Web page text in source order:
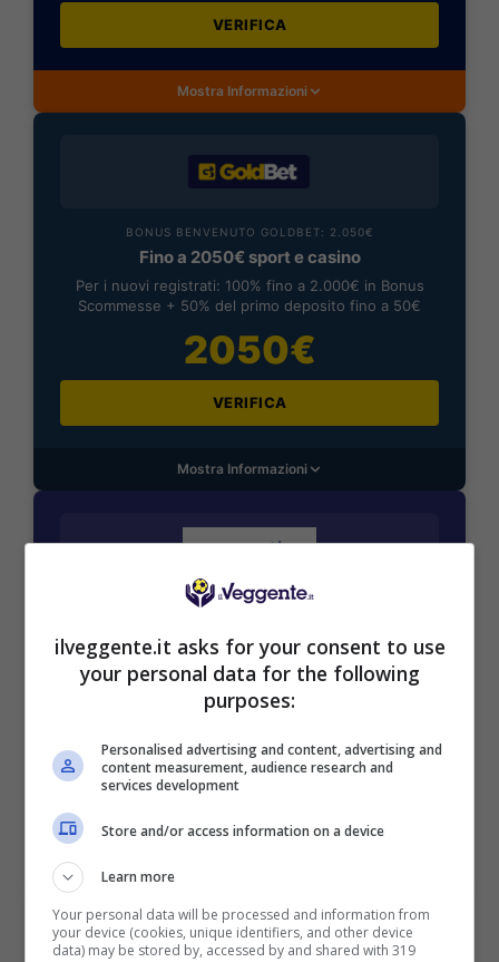
VERIFICA
Mostra Informazioni
BONUS BENVENUTO GOLDBET: 2.050€
Fino a 2050€ sport e casino
Per i nuovi registrati: 100% fino a 2.000€ in Bonus
Scommesse + 50% del primo deposito fino a 50€
2050€
VERIFICA
Mostra Informazioni
BONUS BENVENUTO LOTTOMATICA: 2050€
Fino a 2050€ bonus scommesse e sport
Per i nuovi utenti della piattaforma: 100% fino a 50€ in
Bonus Scommesse + 100% fino a 2000€ in Bonus
Sport
2050€
SNAI
ilveggente.it asks for your consent to use
your personal data for the following
purposes:
Personalised advertising and content, advertising and
content measurement, audience research and
services development
Store and/or access information on a device
Learn more
Your personal data will be processed and information from
your device (cookies, unique identifiers, and other device
data) may be stored by, accessed by and shared with 319